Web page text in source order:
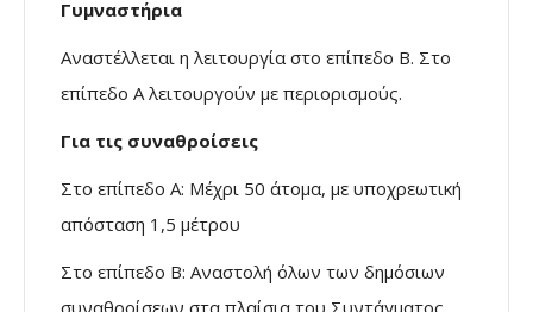
Γυμναστήρια
Αναστέλλεται η λειτουργία στο επίπεδο Β. Στο
επίπεδο Α λειτουργούν με περιορισμούς.
Για τις συναθροίσεις
Στο επίπεδο Α: Μέχρι 50 άτομα, με υποχρεωτική
απόσταση 1,5 μέτρου
Στο επίπεδο Β: Αναστολή όλων των δημόσιων